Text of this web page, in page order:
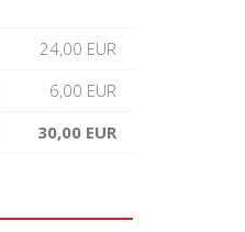
24,00 EUR
6,00 EUR
30,00 EUR